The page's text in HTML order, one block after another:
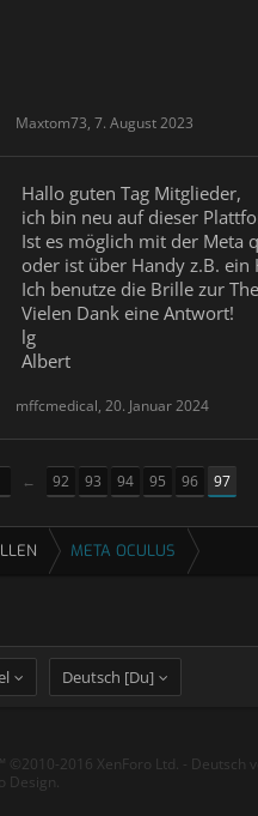
Maxtom73, 7. August 2023
Hallo guten Tag Mitglieder,
ich bin neu auf dieser
Ist es möglich mit der Meta
oder ist über Handy z.B. ein
Ich benutze die Brille zur
Vielen Dank eine Antwort!
lg
Albert
mffcmedical, 20. Januar 2024
← 92 93 94 95 96 97
META OCULUS
Deutsch [Du]
©2010-2016 XenForo Ltd. - Deutsch
Design.